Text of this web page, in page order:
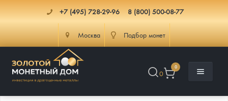
+7 (495) 728-29-96 8 (800) 500-08-77
Москва Подбор монет
0
0